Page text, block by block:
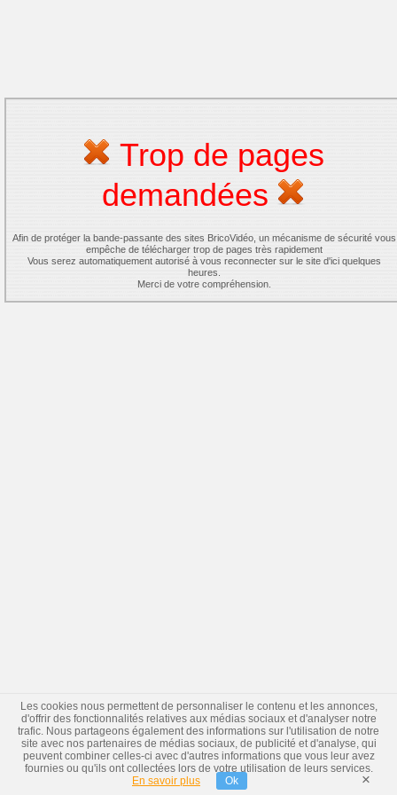
Trop de pages
demandées
Afin de protéger la bande-passante des sites BricoVidéo, un mécanisme de sécurité vous
empêche de télécharger trop de pages très rapidement
Vous serez automatiquement autorisé à vous reconnecter sur le site d'ici quelques
heures.
Merci de votre compréhension.
Les cookies nous permettent de personnaliser le contenu et les annonces,
d'offrir des fonctionnalités relatives aux médias sociaux et d'analyser notre
trafic. Nous partageons également des informations sur l'utilisation de notre
site avec nos partenaires de médias sociaux, de publicité et d'analyse, qui
peuvent combiner celles-ci avec d'autres informations que vous leur avez
fournies ou qu'ils ont collectées lors de votre utilisation de leurs services.
En savoir plus
Ok ×